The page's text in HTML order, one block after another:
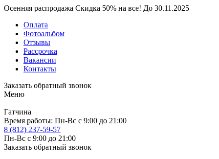
Осенняя распродажа Скидка 50% на все! До 30.11.2025
Оплата
Фотоальбом
Отзывы
Рассрочка
Вакансии
Контакты
Заказать обратный звонок
Меню
Гатчина
Время работы: Пн-Вс с 9:00 до 21:00
8 (812) 237-59-57
Пн-Вс с 9:00 до 21:00
Заказать обратный звонок